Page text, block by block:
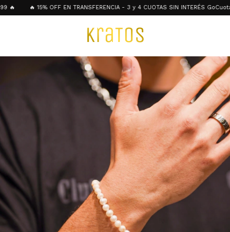
🔥 15% OFF EN TRANSFERENCIA - 3 y 4 CUOTAS SIN INTERÉS GoCuota